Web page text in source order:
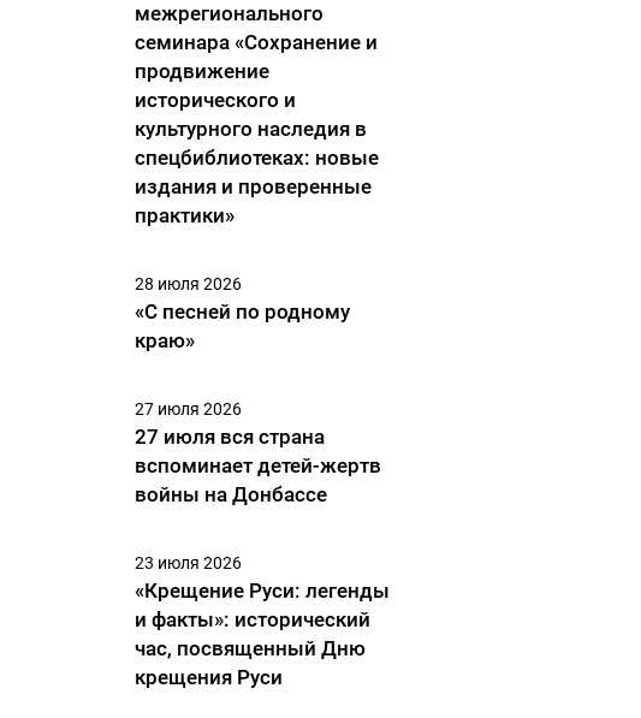
межрегионального
семинара «Сохранение и
продвижение
исторического и
культурного наследия в
спецбиблиотеках: новые
издания и проверенные
практики»
28 июля 2026
«С песней по родному
краю»
27 июля 2026
27 июля вся страна
вспоминает детей-жертв
войны на Донбассе
23 июля 2026
«Крещение Руси: легенды
и факты»: исторический
час, посвященный Дню
крещения Руси